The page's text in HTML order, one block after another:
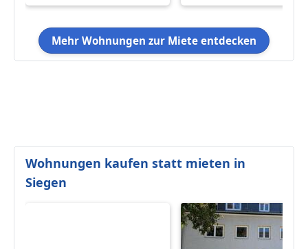
Mehr Wohnungen zur Miete entdecken
Wohnungen kaufen statt mieten in
Siegen